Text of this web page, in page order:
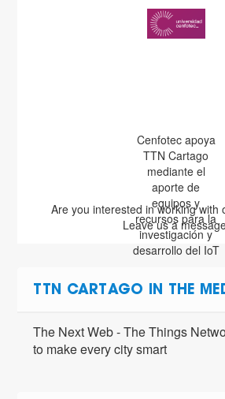
Cenfotec apoya
TTN Cartago
mediante el
aporte de
equipos y
recursos para la
investigación y
desarrollo del IoT
Are you interested in working with
Leave us a
TTN CARTAGO IN THE
The Next Web - The Things
to make every city smart